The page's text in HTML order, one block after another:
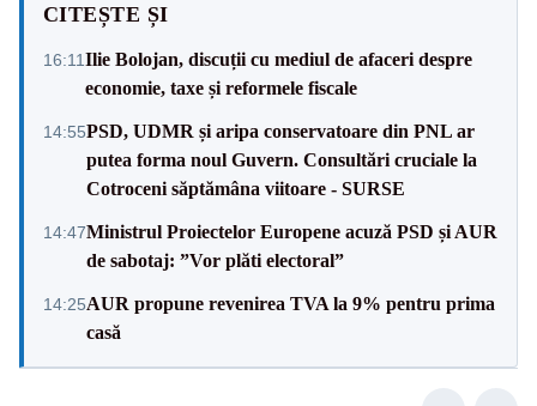
CITEȘTE ȘI
16:11Ilie Bolojan, discuții cu mediul de afaceri despre
economie, taxe și reformele fiscale
14:55PSD, UDMR și aripa conservatoare din PNL ar
putea forma noul Guvern. Consultări cruciale la
Cotroceni săptămâna viitoare - SURSE
14:47Ministrul Proiectelor Europene acuză PSD și AUR
de sabotaj: ”Vor plăti electoral”
14:25AUR propune revenirea TVA la 9% pentru prima
casă